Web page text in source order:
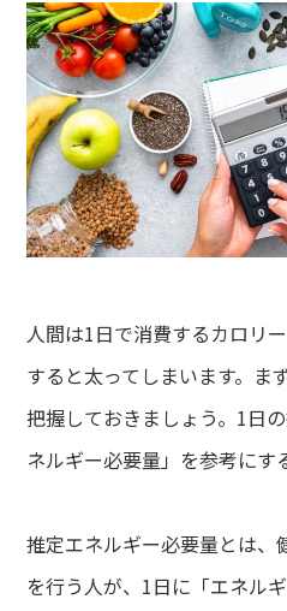
バストアップ・ボディメイクメ
シャルメニュー
ペーン
る質問
人間は1日で消費するカロリ
すると太ってしまいます。ま
把握しておきましょう。1日
ネルギー必要量」を参考にす
推定エネルギー必要量とは、
を行う人が、1日に「エネル